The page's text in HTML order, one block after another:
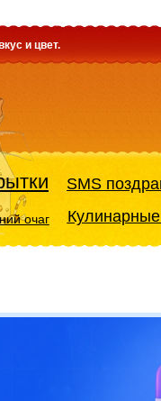
и цвет.
SMS
очаг